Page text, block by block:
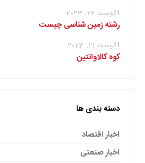
آگوست 22, 2023
رشته زمین شناسی چیست
آگوست 21, 2023
کوه کالاوانتین
دسته بندی ها
اخبار اقتصاد
اخبار صنعتی